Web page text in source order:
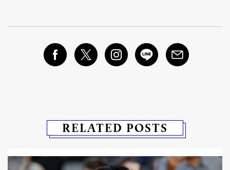
RELATED POSTS